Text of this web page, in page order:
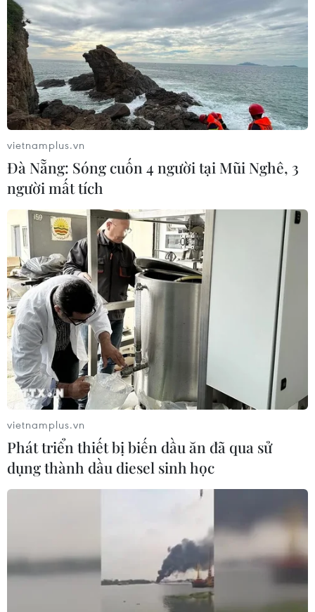
vietnamplus.vn
Đà Nẵng: Sóng cuốn 4 người tại Mũi Nghê, 3
người mất tích
vietnamplus.vn
Phát triển thiết bị biến dầu ăn đã qua sử
dụng thành dầu diesel sinh học